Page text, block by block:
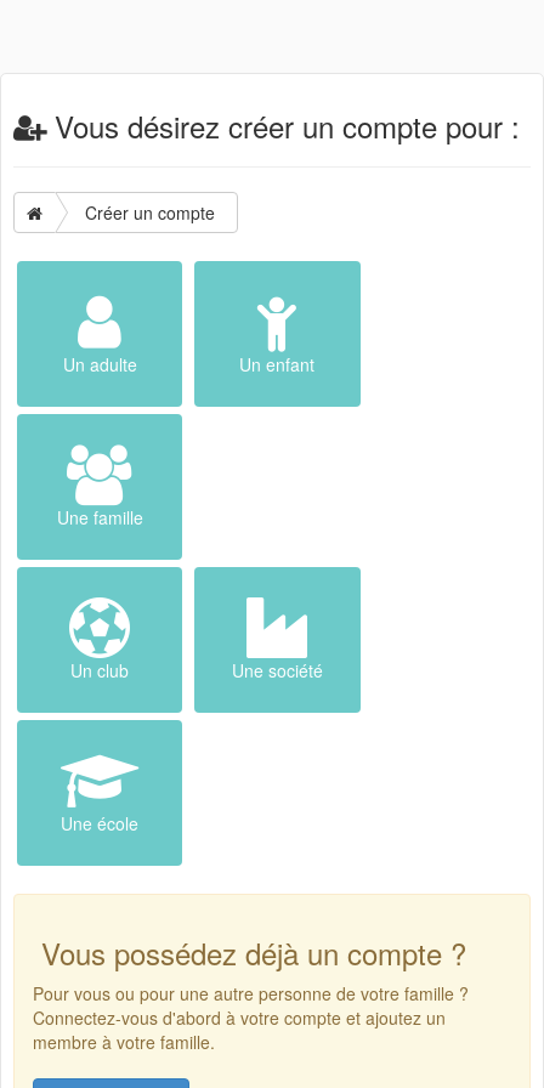
Vous désirez créer un compte pour :
Créer un compte
Un adulte Un enfant
Une famille
Un club Une société
Une école
Vous possédez déjà un compte ?
Pour vous ou pour une autre personne de votre famille ?
Connectez-vous d'abord à votre compte et ajoutez un
membre à votre famille.